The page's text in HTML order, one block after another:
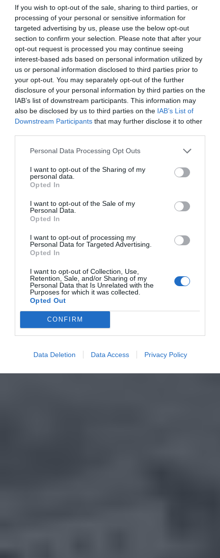
If you wish to opt-out of the sale, sharing to third parties, or
processing of your personal or sensitive information for
targeted advertising by us, please use the below opt-out
section to confirm your selection. Please note that after your
opt-out request is processed you may continue seeing
interest-based ads based on personal information utilized by
us or personal information disclosed to third parties prior to
your opt-out. You may separately opt-out of the further
disclosure of your personal information by third parties on the
IAB’s list of downstream participants. This information may
also be disclosed by us to third parties on the IAB’s List of
Downstream Participants that may further disclose it to other
Personal Data Processing Opt Outs
I want to opt-out of the Sharing of my
personal data.
Opted In
I want to opt-out of the Sale of my
Personal Data.
Opted In
I want to opt-out of processing my
Personal Data for Targeted Advertising.
Opted In
I want to opt-out of Collection, Use,
Retention, Sale, and/or Sharing of my
Personal Data that Is Unrelated with the
Purposes for which it was collected.
Opted Out
CONFIRM
Data Deletion Data Access Privacy Policy